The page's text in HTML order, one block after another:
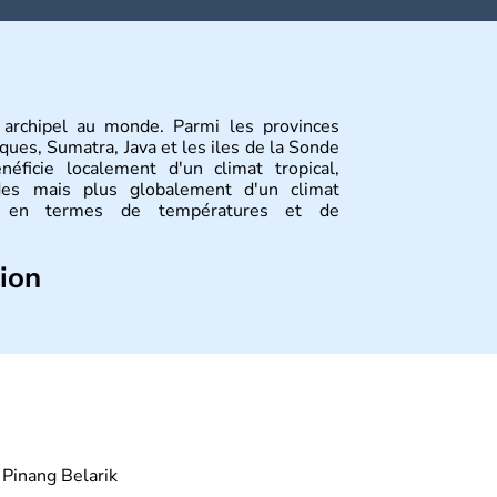
au monde. Parmi les provinces
Sumatra, Java et les iles de la Sonde
localement d'un climat tropical,
mais plus globalement d'un climat
en termes de températures et de
Pinang Belarik